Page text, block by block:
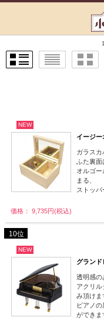
NEW
イージ
ガラスカ
ふた裏面
オルゴ
まる、
ストッパ
価格： 9,735円(税込)
10位
NEW
グラン
透明感の
アクリ
み頂けま
ピアノ
ができま